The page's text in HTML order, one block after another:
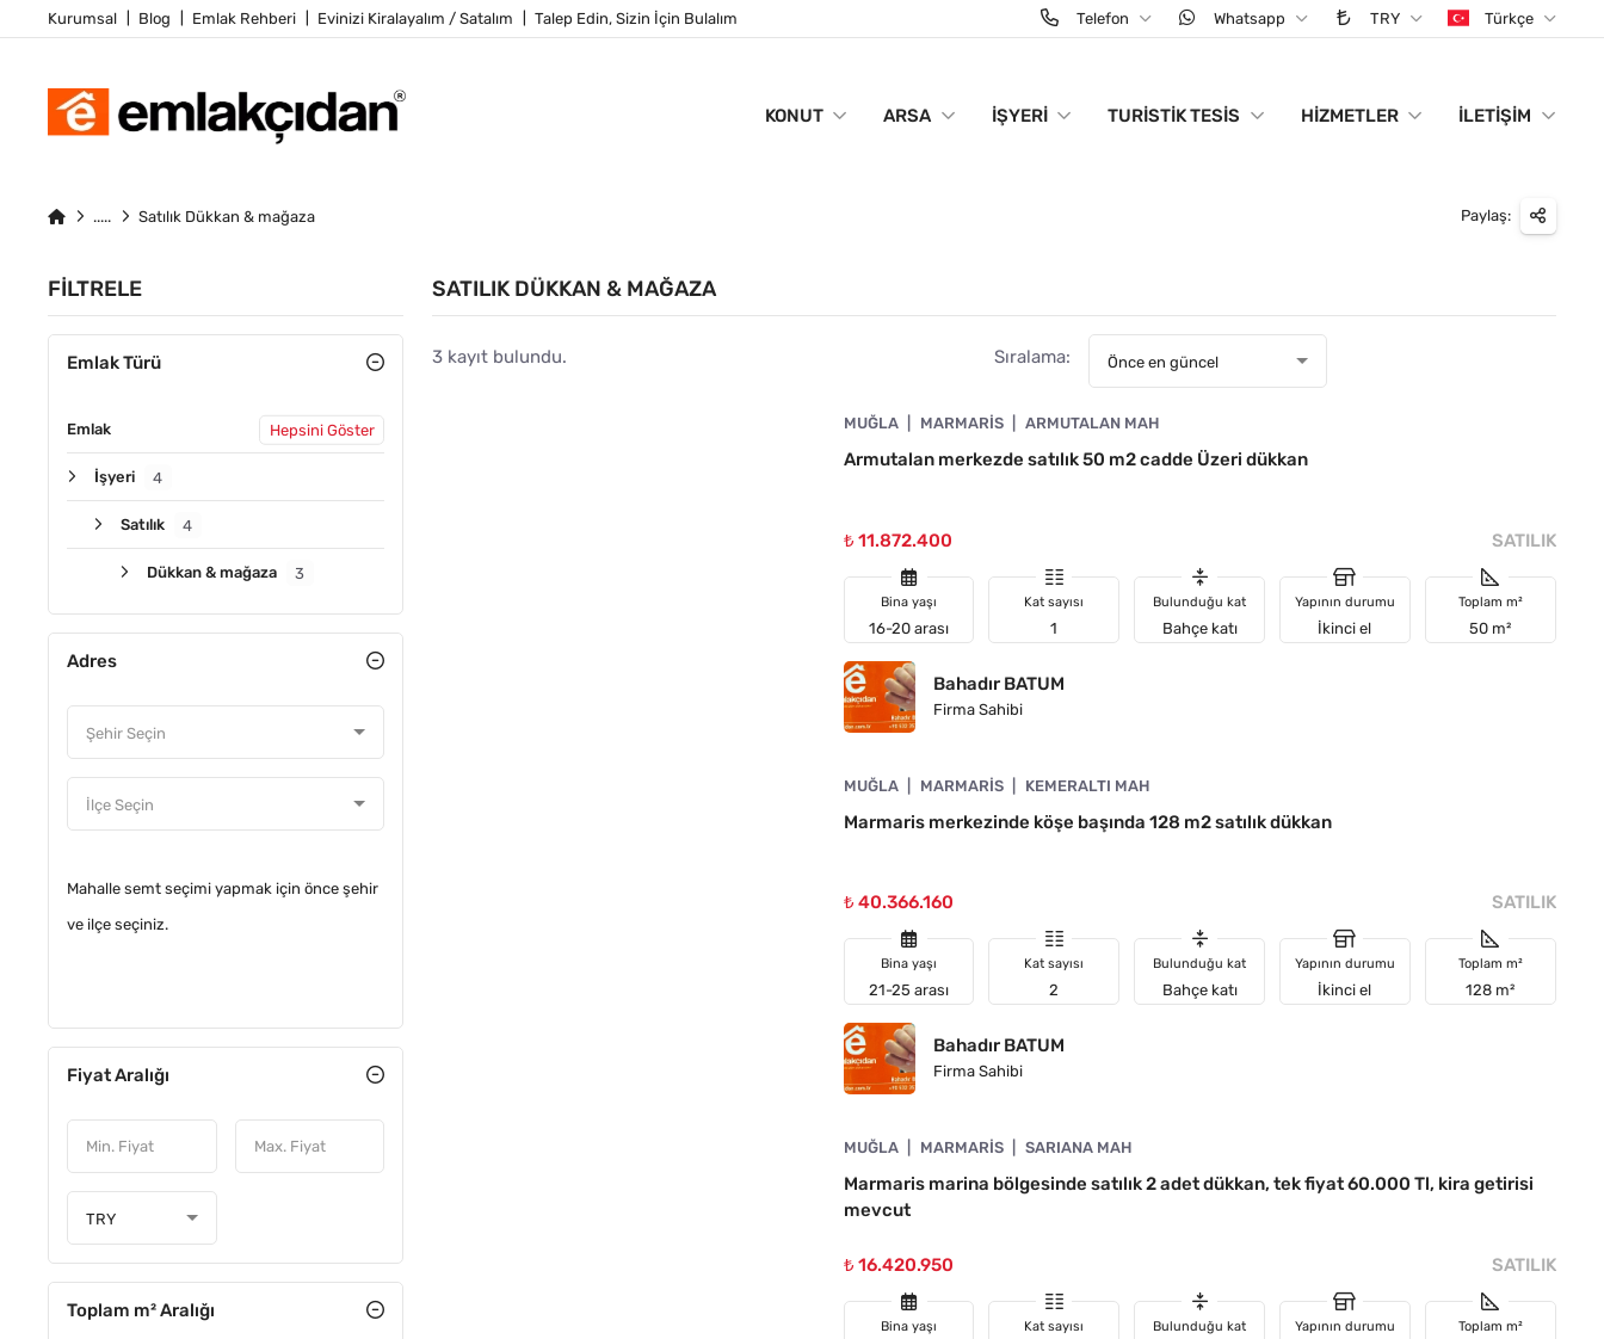
Kurumsal Blog Emlak Rehberi Evinizi Kiralayalım / Satalım Talep Edin, Sizin İçin Bulalım Telefon Whatsapp TRY Türkçe
KONUT ARSA İŞYERI TURISTIK TESIS HIZMETLER İLETIŞIM
Satılık Dükkan & mağaza Paylaş:
FILTRELE
Emlak Türü
Emlak Hepsini Göster
İşyeri 4
Satılık 4
Dükkan & mağaza 3
Adres
Mahalle semt seçimi yapmak için önce şehir
ve ilçe seçiniz.
Fiyat Aralığı
TRY
Toplam m² Aralığı
SATILIK DÜKKAN & MAĞAZA
3 kayıt bulundu. Sıralama: Önce en güncel
MUĞLA MARMARIS ARMUTALAN MAH
Armutalan merkezde satılık 50 m2 cadde Üzeri dükkan
₺ 11.872.400 SATILIK
Bina yaşı
16-20 arası
Kat sayısı
1
Bulunduğu kat
Bahçe katı
Yapının durumu
İkinci el
Toplam m²
50 m²
Bahadır BATUM
Firma Sahibi
MUĞLA MARMARIS KEMERALTI MAH
Marmaris merkezinde köşe başında 128 m2 satılık dükkan
₺ 40.366.160 SATILIK
Bina yaşı
21-25 arası
Kat sayısı
2
Bulunduğu kat
Bahçe katı
Yapının durumu
İkinci el
Toplam m²
128 m²
Bahadır BATUM
Firma Sahibi
MUĞLA MARMARIS SARIANA MAH
Marmaris marina bölgesinde satılık 2 adet dükkan, tek fiyat 60.000 Tl, kira getirisi
mevcut
₺ 16.420.950 SATILIK
Bina yaşı Kat sayısı Bulunduğu kat Yapının durumu Toplam m²